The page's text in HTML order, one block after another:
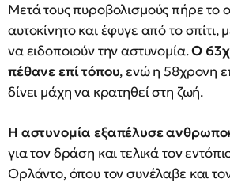
Μετά τους πυροβολισμούς πήρε το
αυτοκίνητο και έφυγε από το σπίτι,
να ειδοποιούν την αστυνομία.Ο
πέθανε επί τόπου, ενώ η 58χρονη
δίνει μάχη να κρατηθεί στη ζωή.
Η αστυνομία εξαπέλυσε
για τον δράση και τελικά τον
Ορλάντο, όπου τον συνέλαβε και